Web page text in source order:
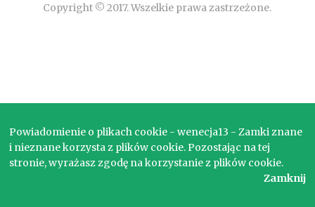
Copyright © 2017. Wszelkie prawa zastrzeżone.
Powiadomienie o plikach cookie - wenecja13 - Zamki znane
i nieznane korzysta z plików cookie. Pozostając na tej
stronie, wyrażasz zgodę na korzystanie z plików cookie.
Zamknij